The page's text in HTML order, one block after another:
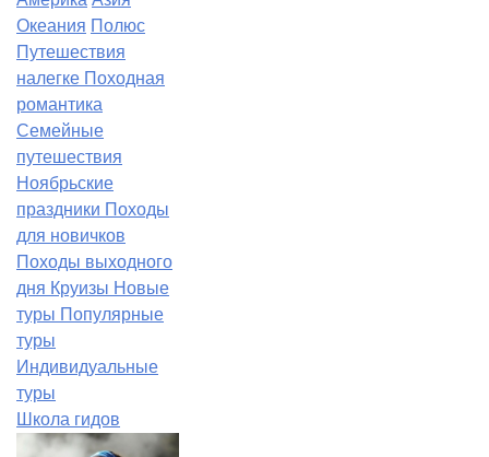
Океания Полюс
Путешествия
налегке Походная
романтика
Семейные
путешествия
Ноябрьские
праздники Походы
для новичков
Походы выходного
дня Круизы Новые
туры Популярные
туры
Индивидуальные
туры
Школа гидов